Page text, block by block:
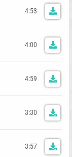
4:53
4:00
4:59
3:30
3:57